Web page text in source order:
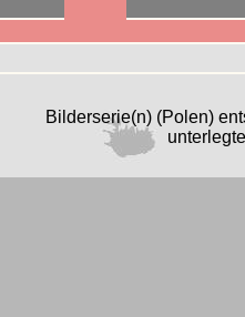
Bilderserie(n) (Polen)